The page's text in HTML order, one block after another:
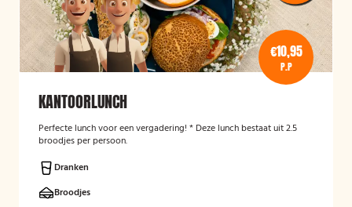
€10,95
P.P
KANTOORLUNCH
Perfecte lunch voor een vergadering! * Deze lunch bestaat uit 2.5
broodjes per persoon.
Dranken
Broodjes